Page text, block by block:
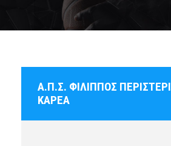
Α.Π.Σ. ΦΙΛΙΠΠΟΣ
ΚΑΡΕΑ